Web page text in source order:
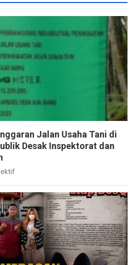
Jalan Usaha Tani di
Desak Inspektorat dan